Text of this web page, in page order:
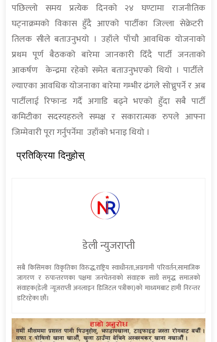
पछिल्लो समय प्रत्येक दिनको २४ घण्टामा राजनीतिक
घट्नाक्रमको विकास हुँदै आएको पार्टीका जिल्ला सेक्रेटरी
तिलक सीले बताउनुभयो । उहाँले पाँचौ आवधिक योजनाको
प्रथम पूर्ण बैठकको बारेमा जानकारी दिँदै पार्टी जनताको
आकर्षण केन्द्रमा रहेको समेत बताउनुभएको थियो । पार्टीले
ल्याएका आवधिक योजनाका बारेमा गम्भीर ढंगले सोच्नुपर्ने र अब
पार्टीलाई रिफान्ड गर्दै अगाडि बढ्ने भएको हुँदा सबै पार्टी
कमिटीका सदस्यहरुले समक्ष र सकारात्मक रुपले आफ्ना
जिम्मेवारी पूरा गर्नुपर्नेमा उहाँको भनाइ थियो ।
प्रतिक्रिया दिनुहोस्
डेली न्युजराप्ती
सबै किसिमका विकृतिका विरुद्ध,राष्ट्रिय स्वाधीनता,अग्रगामी परिवर्तन,सामाजिक
जागरण र रुपान्तरणका पक्षमा जनचेतनाको संवाहक साथै समृद्ध समाजको
संवाहक(डेली न्यूजराप्ती अनलाइन डिजिटल पत्रीका)को माध्यमबाट हामी निरन्तर
डटिरहेका छौं।